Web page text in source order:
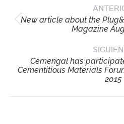
entre
publicaciones
New article about the
Magazine
Cemengal has
Cementitious Materials
2015